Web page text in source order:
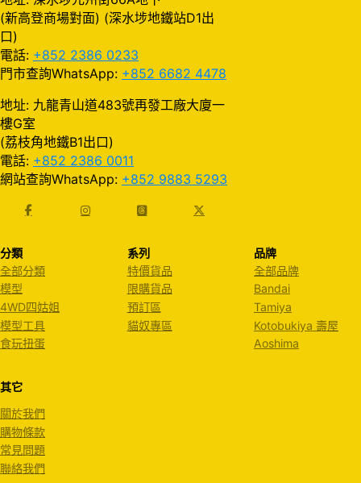
(新高登商場對面) (深水埗地鐵站D1出
口)
電話: +852 2386 0233
門市查詢WhatsApp: +852 6682 4478
地址: 九龍青山道483號再發工廠大廈一
樓G室
(荔枝角地鐵B1出口)
電話: +852 2386 0011
網站查詢WhatsApp: +852 9883 5293
分類
全部分類
模型
4WD四姑姐
模型工具
食玩扭蛋
系列
特價貨品
限購貨品
預訂區
貓奴專區
品牌
全部品牌
Bandai
Tamiya
Kotobukiya 壽屋
Aoshima
其它
關於我們
購物條款
常見問題
聯絡我們